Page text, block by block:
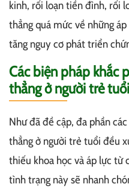
kinh, rối loạn tiền đình, rối
thẳng quá mức về những
tăng nguy cơ phát triển
Các biện pháp khắc
thẳng ở người trẻ tuổi
Như đã đề cập, đa phần
thẳng ở người trẻ tuổi đều
thiếu khoa học và áp lực từ
tình trạng này sẽ nhanh